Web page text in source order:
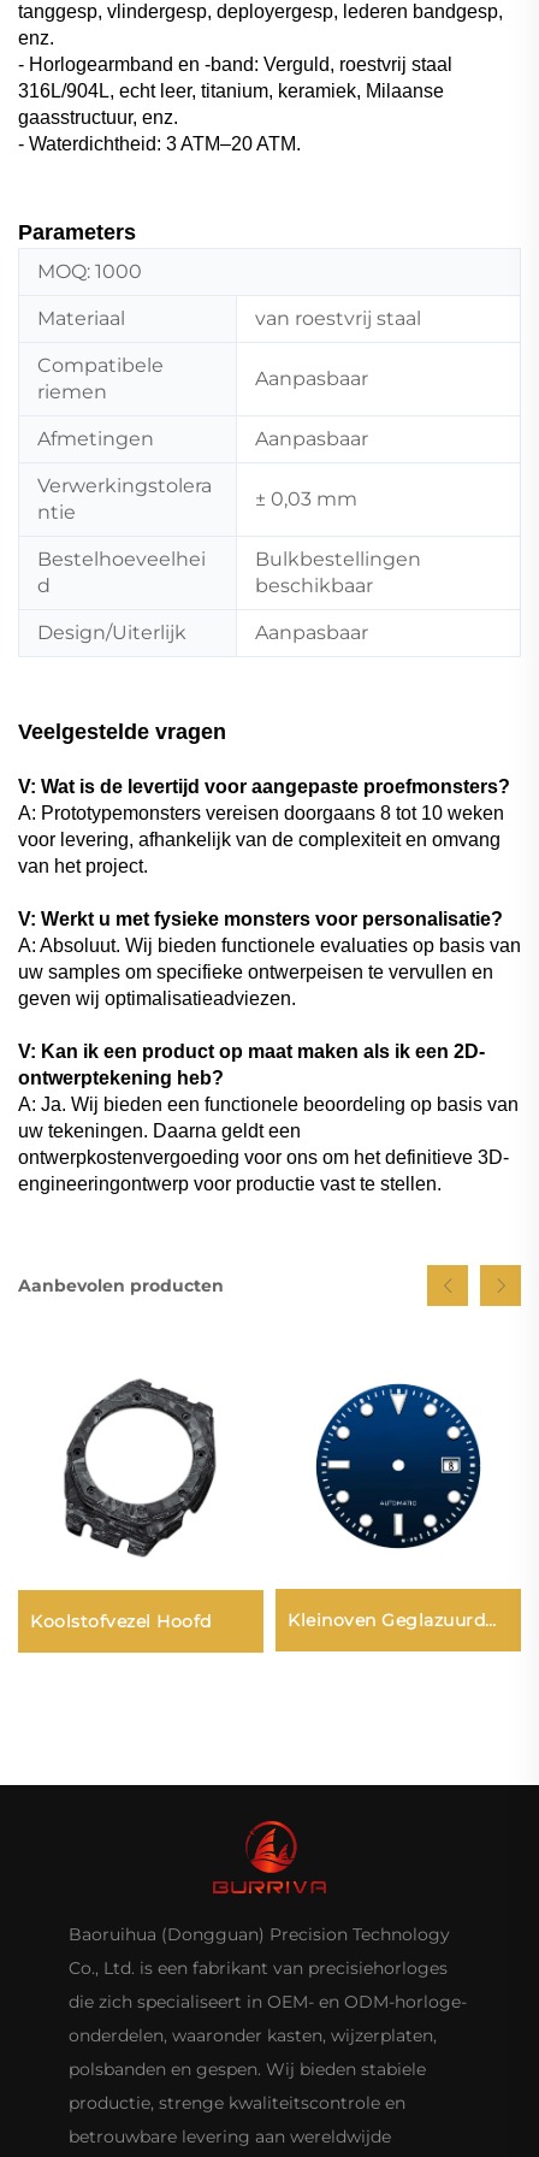
tanggesp, vlindergesp, deployergesp, lederen bandgesp,
enz.
- Horlogearmband en -band: Verguld, roestvrij staal
316L/904L, echt leer, titanium, keramiek, Milaanse
gaasstructuur, enz.
- Waterdichtheid: 3 ATM–20 ATM.
Parameters
MOQ: 1000
Materiaal van roestvrij staal
Compatibele
riemen
Aanpasbaar
Afmetingen Aanpasbaar
Verwerkingstolera
ntie
± 0,03 mm
Bestelhoeveelhei
d
Bulkbestellingen
beschikbaar
Design/Uiterlijk Aanpasbaar
Veelgestelde vragen
V: Wat is de levertijd voor aangepaste proefmonsters?
A: Prototypemonsters vereisen doorgaans 8 tot 10 weken
voor levering, afhankelijk van de complexiteit en omvang
van het project.
V: Werkt u met fysieke monsters voor personalisatie?
A: Absoluut. Wij bieden functionele evaluaties op basis van
uw samples om specifieke ontwerpeisen te vervullen en
geven wij optimalisatieadviezen.
V: Kan ik een product op maat maken als ik een 2D-
ontwerptekening heb?
A: Ja. Wij bieden een functionele beoordeling op basis van
uw tekeningen. Daarna geldt een
ontwerpkostenvergoeding voor ons om het definitieve 3D-
engineeringontwerp voor productie vast te stellen.
Aanbevolen producten
Koolstofvezel Hoofd
Kleinoven Geglazuurd
Wijzerplaat
Baoruihua (Dongguan) Precision Technology
Co., Ltd. is een fabrikant van precisiehorloges
die zich specialiseert in OEM- en ODM-horloge-
onderdelen, waaronder kasten, wijzerplaten,
polsbanden en gespen. Wij bieden stabiele
productie, strenge kwaliteitscontrole en
betrouwbare levering aan wereldwijde